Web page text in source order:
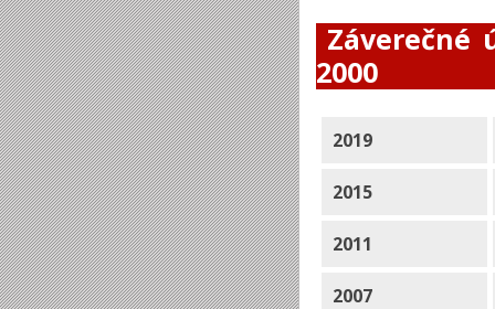
Záverečné
2000
2019
2015
2011
2007